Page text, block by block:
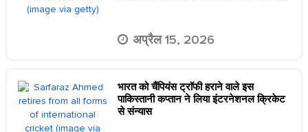
अप्रैल 15, 2026
भारत को चैंपियंस ट्राॅफी हराने वाले इस
पाकिस्तानी कप्तान ने लिया इंटरनेशनल क्रिकेट
से संन्यास